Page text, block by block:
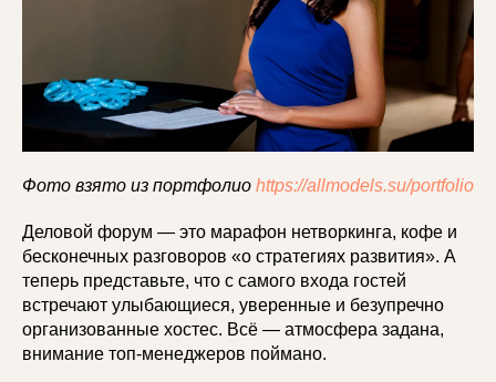
Фото взято из портфолио https://allmodels.su/portfolio
Деловой форум — это марафон нетворкинга, кофе и
бесконечных разговоров «о стратегиях развития». А
теперь представьте, что с самого входа гостей
встречают улыбающиеся, уверенные и безупречно
организованные хостес. Всё — атмосфера задана,
внимание топ-менеджеров поймано.